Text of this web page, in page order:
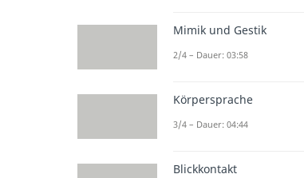
Mimik und Gestik
2/4 – Dauer: 03:58
Körpersprache
3/4 – Dauer: 04:44
Blickkontakt